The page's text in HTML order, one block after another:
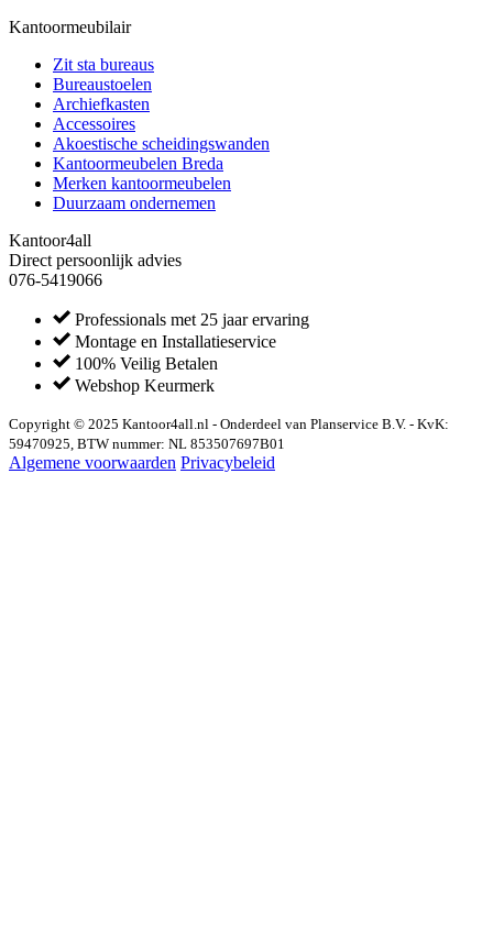
Kantoormeubilair
Zit sta bureaus
Bureaustoelen
Archiefkasten
Accessoires
Akoestische scheidingswanden
Kantoormeubelen Breda
Merken kantoormeubelen
Duurzaam ondernemen
Kantoor4all
Direct persoonlijk advies
076-5419066
Professionals met 25 jaar ervaring
Montage en Installatieservice
100% Veilig Betalen
Webshop Keurmerk
Copyright © 2025 Kantoor4all.nl - Onderdeel van Planservice B.V. - KvK:
59470925, BTW nummer: NL 853507697B01
Algemene voorwaarden Privacybeleid